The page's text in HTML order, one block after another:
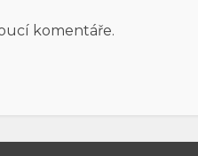
komentáře.